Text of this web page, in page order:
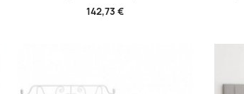
142,73 €